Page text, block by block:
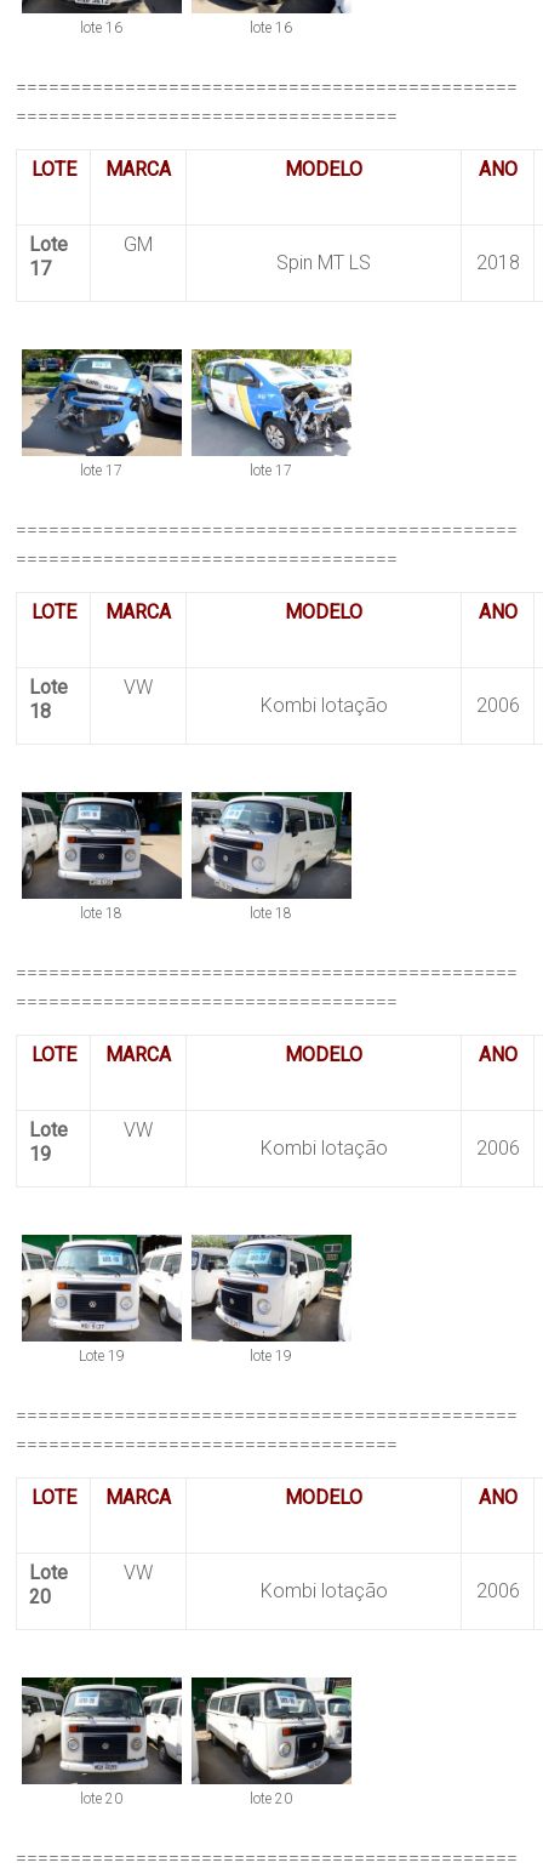
lote 16 lote 16
==============================================
===================================
LOTE MARCA MODELO ANO
Lote
17
GM
Spin MT LS 2018
lote 17 lote 17
==============================================
===================================
LOTE MARCA MODELO ANO
Lote
18
VW
Kombi lotação 2006
lote 18 lote 18
==============================================
===================================
LOTE MARCA MODELO ANO
Lote
19
VW
Kombi lotação 2006
Lote 19 lote 19
==============================================
===================================
LOTE MARCA MODELO ANO
Lote
20
VW
Kombi lotação 2006
lote 20 lote 20
==============================================